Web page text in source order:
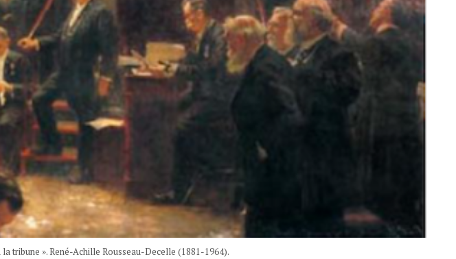
la tribune ». René-Achille Rousseau-Decelle (1881-1964).